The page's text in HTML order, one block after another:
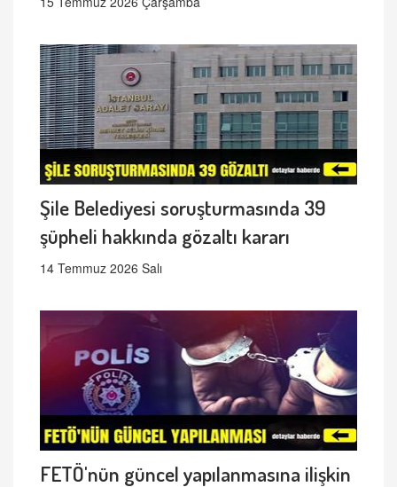
Şile Belediyesi soruşturmasında 39
şüpheli hakkında gözaltı kararı
14 Temmuz 2026 Salı
FETÖ'nün güncel yapılanmasına ilişkin